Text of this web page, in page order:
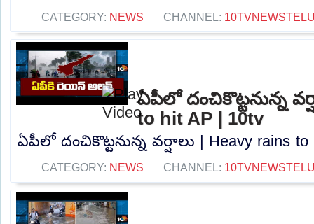
CATEGORY: NEWS CHANNEL:
ఏపీలో దంచికొట్టనున్న
to hit AP | 10tv
ఏపీలో దంచికొట్టనున్న వర్షాలు | Heavy rains to
CATEGORY: NEWS CHANNEL: